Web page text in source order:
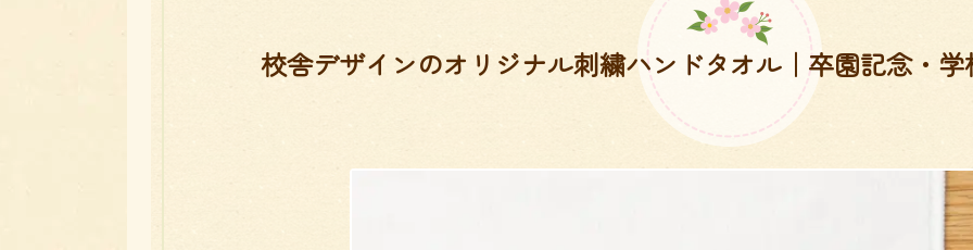
校舎デザインのオリジナル刺繍ハンドタオル｜卒園記念・